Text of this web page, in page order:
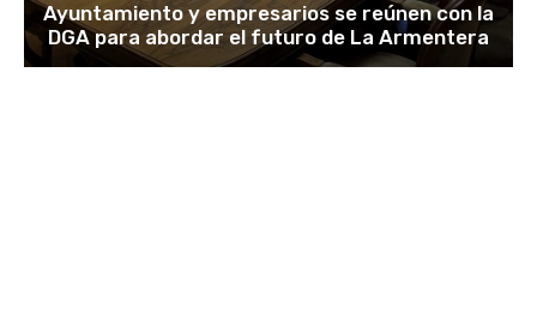
Ayuntamiento y empresarios se reúnen con la
DGA para abordar el futuro de La Armentera